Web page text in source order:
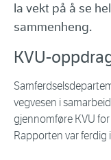
la vekt på å se
sammenheng.
KVU-
vegvesen i
gjennomføre KVU
Rapporten var ferdig